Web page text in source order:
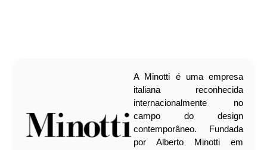
A Minotti é uma empresa
italiana reconhecida
internacionalmente no
campo do design
contemporâneo. Fundada
por Alberto Minotti em